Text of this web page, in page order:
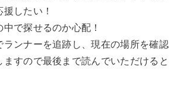
したい！
で探せるのか心配！
ランナーを追跡し、現在の場所を確認
すので最後まで読んでいただけると